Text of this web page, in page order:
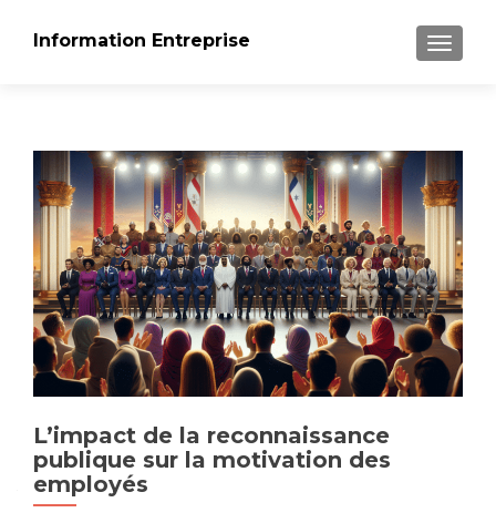
Information Entreprise
L’impact de la reconnaissance
publique sur la motivation des
employés